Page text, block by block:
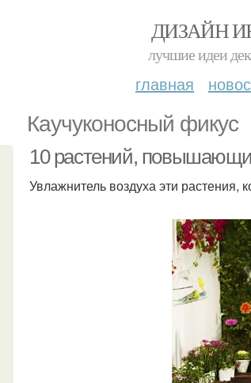
ДИЗАЙН
лучшие идеи
главная
Каучуконосный фикус
10 растений,
Увлажнитель воздуха эти растения,